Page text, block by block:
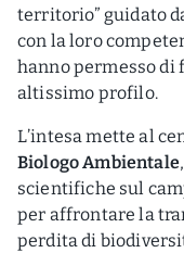
territorio” guidato
con la loro
hanno permesso di
altissimo profilo.
L’intesa mette al
Biologo Ambientale
scientifiche sul
per affrontare la
perdita di